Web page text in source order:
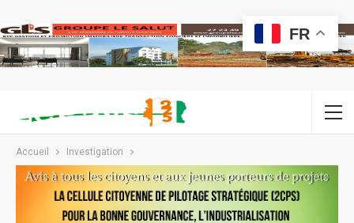
Accueil Investigation
FR